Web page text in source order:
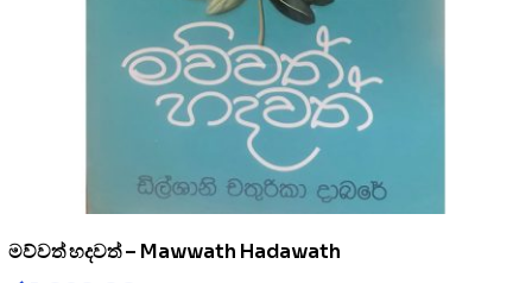
මව්වත් හදවත් – Mawwath Hadawath